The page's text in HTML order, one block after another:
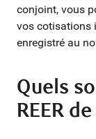
conjoint, vous
vos cotisations
enregistré au
Quels
REER